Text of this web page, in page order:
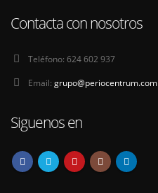
Contacta con nosotros
Teléfono: 624 602 937
Email: grupo@periocentrum.com
Siguenos en